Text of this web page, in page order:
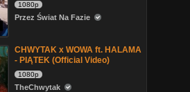
1080p
Przez Świat Na Fazie
CHWYTAK x WOWA ft. HALAMA
- PIĄTEK (Official Video)
1080p
TheChwytak